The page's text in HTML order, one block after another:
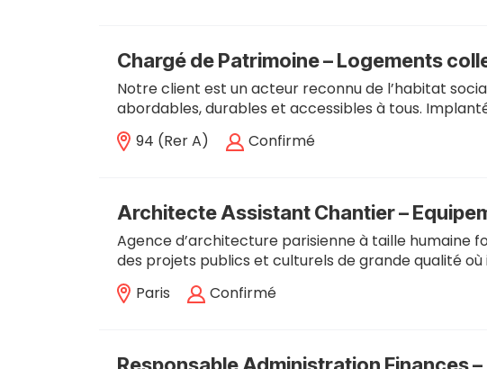
Chargé de Patrimoine – Logements
Notre client est un acteur reconnu de l’habitat
abordables, durables et accessibles à tous.
94 (rer A)
Confirmé
Architecte Assistant Chantier –
Agence d’architecture parisienne à taille humaine
des projets publics et culturels de grande qualité
Paris
Confirmé